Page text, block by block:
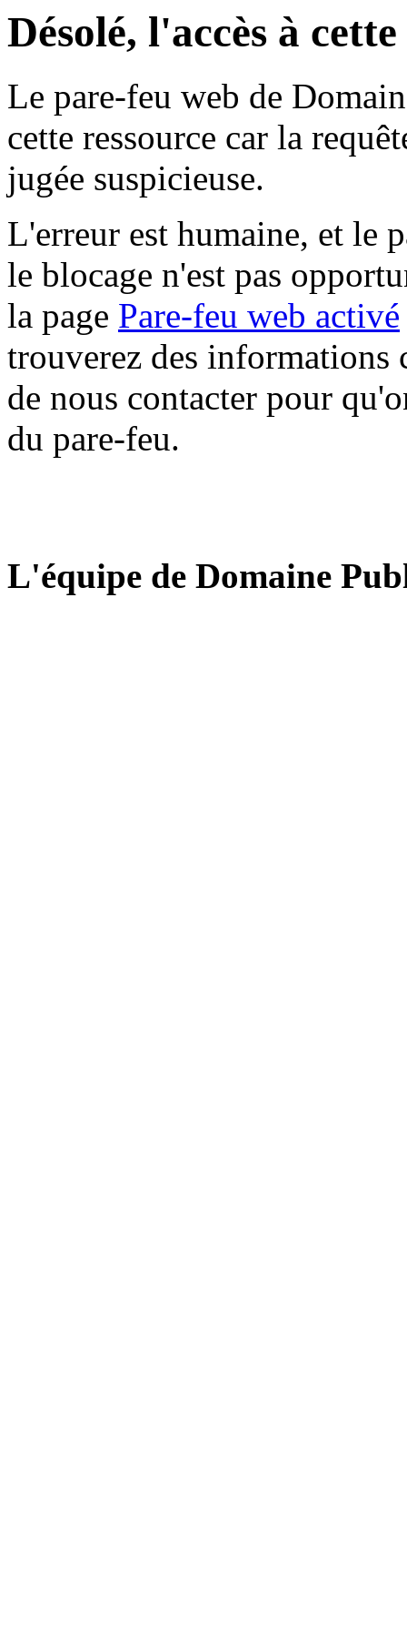
Désolé, l'accès à
Le pare-feu web de
cette ressource car la
jugée suspicieuse.
L'erreur est humaine, et le
le blocage n'est pas
la page Pare-feu web activé
trouverez des informations
de nous contacter pour
du pare-feu.
L'équipe de Domaine